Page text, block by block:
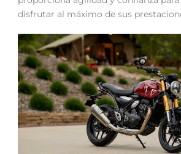
disfrutar al máximo de sus